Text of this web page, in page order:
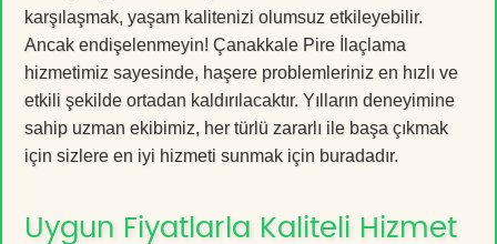
karşılaşmak, yaşam kalitenizi olumsuz etkileyebilir.
Ancak endişelenmeyin! Çanakkale Pire İlaçlama
hizmetimiz sayesinde, haşere problemleriniz en hızlı ve
etkili şekilde ortadan kaldırılacaktır. Yılların deneyimine
sahip uzman ekibimiz, her türlü zararlı ile başa çıkmak
için sizlere en iyi hizmeti sunmak için buradadır.
Uygun Fiyatlarla Kaliteli Hizmet